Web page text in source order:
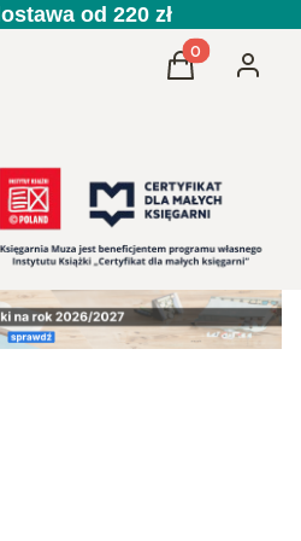
od 220 zł
Produkty w
Koszyk